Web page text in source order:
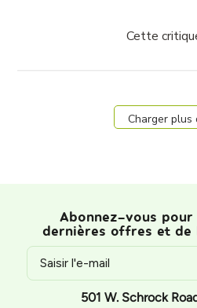
Cette
Charger plus
Abonnez-vous
dernières offres et de
E-
mail
501 W. Schrock